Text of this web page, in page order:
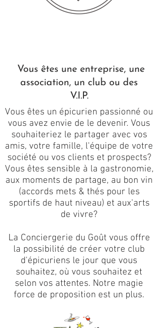
Vous êtes une entreprise, une
association, un club ou des
V.I.P.
Vous êtes un épicurien passionné ou
vous avez envie de le devenir. Vous
souhaiteriez le partager avec vos
amis, votre famille, l'équipe de votre
société ou vos clients et prospects?
Vous êtes sensible à la gastronomie,
aux moments de partage, au bon vin
(accords mets & thés pour les
sportifs de haut niveau) et aux'arts
de vivre?
La Conciergerie du Goût vous offre
la possibilité de créer votre club
d'épicuriens le jour que vous
souhaitez, où vous souhaitez et
selon vos attentes. Notre magie
force de proposition est un plus.